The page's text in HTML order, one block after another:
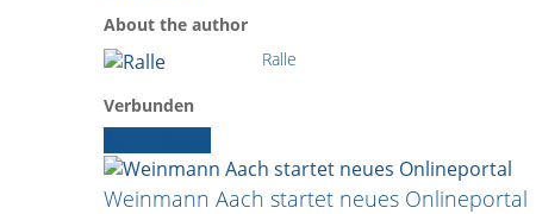
About the author
Ralle
Verbunden
Weinmann Aach startet neues Onlineportal